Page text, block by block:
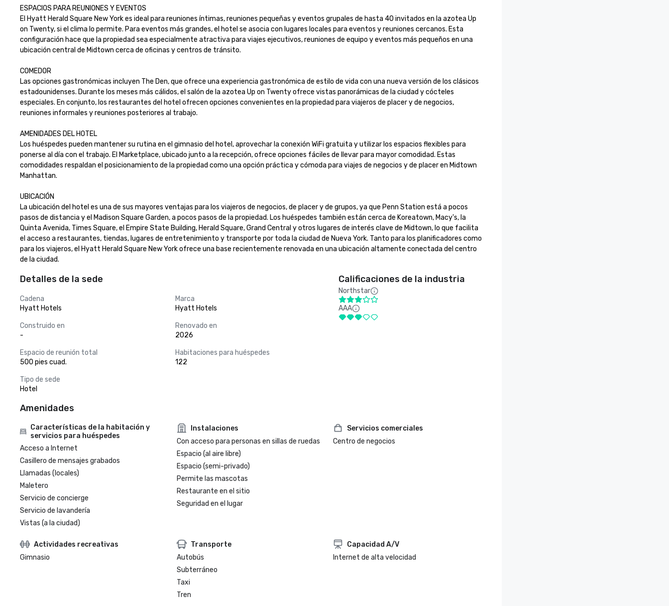
ESPACIOS PARA REUNIONES Y EVENTOS
El Hyatt Herald Square New York es ideal para reuniones íntimas, reuniones pequeñas y eventos grupales de hasta 40 invitados en la azotea Up
on Twenty, si el clima lo permite. Para eventos más grandes, el hotel se asocia con lugares locales para eventos y reuniones cercanos. Esta
configuración hace que la propiedad sea especialmente atractiva para viajes ejecutivos, reuniones de equipo y eventos más pequeños en una
ubicación central de Midtown cerca de oficinas y centros de tránsito.
COMEDOR
Las opciones gastronómicas incluyen The Den, que ofrece una experiencia gastronómica de estilo de vida con una nueva versión de los clásicos
estadounidenses. Durante los meses más cálidos, el salón de la azotea Up on Twenty ofrece vistas panorámicas de la ciudad y cócteles
especiales. En conjunto, los restaurantes del hotel ofrecen opciones convenientes en la propiedad para viajeros de placer y de negocios,
reuniones informales y reuniones posteriores al trabajo.
AMENIDADES DEL HOTEL
Los huéspedes pueden mantener su rutina en el gimnasio del hotel, aprovechar la conexión WiFi gratuita y utilizar los espacios flexibles para
ponerse al día con el trabajo. El Marketplace, ubicado junto a la recepción, ofrece opciones fáciles de llevar para mayor comodidad. Estas
comodidades respaldan el posicionamiento de la propiedad como una opción práctica y cómoda para viajes de negocios y de placer en Midtown
Manhattan.
UBICACIÓN
La ubicación del hotel es una de sus mayores ventajas para los viajeros de negocios, de placer y de grupos, ya que Penn Station está a pocos
pasos de distancia y el Madison Square Garden, a pocos pasos de la propiedad. Los huéspedes también están cerca de Koreatown, Macy's, la
Quinta Avenida, Times Square, el Empire State Building, Herald Square, Grand Central y otros lugares de interés clave de Midtown, lo que facilita
el acceso a restaurantes, tiendas, lugares de entretenimiento y transporte por toda la ciudad de Nueva York. Tanto para los planificadores como
para los viajeros, el Hyatt Herald Square New York ofrece una base recientemente renovada en una ubicación altamente conectada del centro
de la ciudad.
Detalles de la sede
Cadena
Hyatt Hotels
Marca
Hyatt Hotels
Construido en
-
Renovado en
2026
Espacio de reunión total
500 pies cuad.
Habitaciones para huéspedes
122
Tipo de sede
Hotel
Calificaciones de la industria
Northstar
AAA
Amenidades
Características de la habitación y
servicios para huéspedes
Acceso a Internet
Casillero de mensajes grabados
Llamadas (locales)
Maletero
Servicio de concierge
Servicio de lavandería
Vistas (a la ciudad)
Instalaciones
Con acceso para personas en sillas de ruedas
Espacio (al aire libre)
Espacio (semi-privado)
Permite las mascotas
Restaurante en el sitio
Seguridad en el lugar
Servicios comerciales
Centro de negocios
Actividades recreativas
Gimnasio
Transporte
Autobús
Subterráneo
Taxi
Tren
Capacidad A/V
Internet de alta velocidad